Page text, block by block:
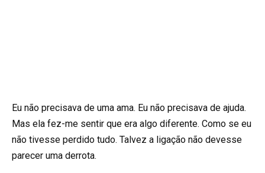
Eu não precisava de uma ama. Eu não precisava de ajuda.
Mas ela fez-me sentir que era algo diferente. Como se eu
não tivesse perdido tudo. Talvez a ligação não devesse
parecer uma derrota.